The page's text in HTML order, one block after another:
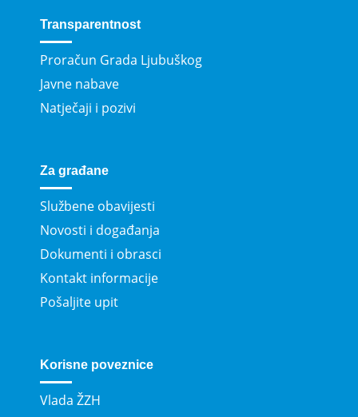
Transparentnost
Proračun Grada Ljubuškog
Javne nabave
Natječaji i pozivi
Za građane
Službene obavijesti
Novosti i događanja
Dokumenti i obrasci
Kontakt informacije
Pošaljite upit
Korisne poveznice
Vlada ŽZH